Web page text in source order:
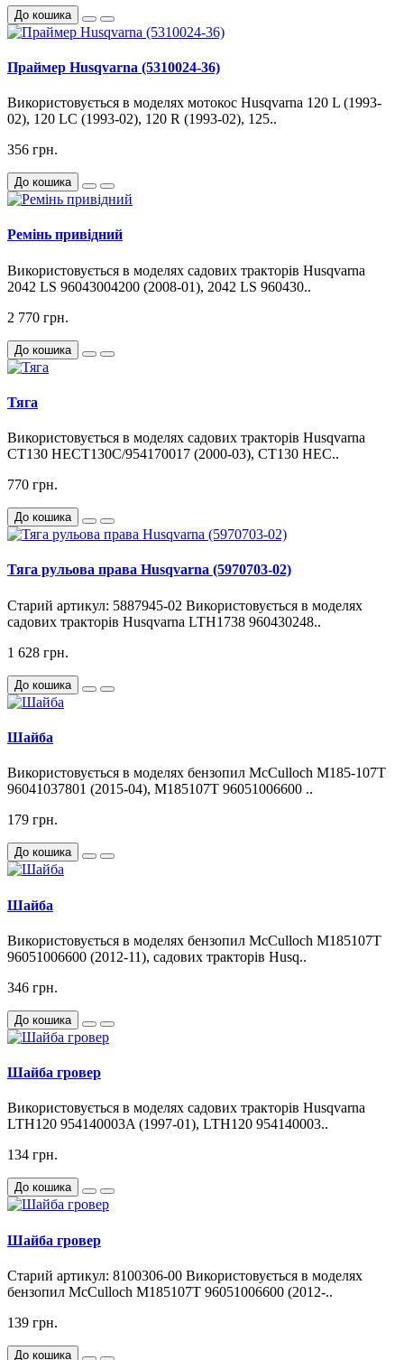
До кошика
Праймер Husqvarna (5310024-36)
Використовується в моделях мотокос Husqvarna 120 L (1993-
02), 120 LC (1993-02), 120 R (1993-02), 125..
356 грн.
До кошика
Ремінь привідний
Використовується в моделях садових тракторів Husqvarna
2042 LS 96043004200 (2008-01), 2042 LS 960430..
2 770 грн.
До кошика
Тяга
Використовується в моделях садових тракторів Husqvarna
CT130 HECT130C/954170017 (2000-03), CT130 HEC..
770 грн.
До кошика
Тяга рульова права Husqvarna (5970703-02)
Старий артикул: 5887945-02 Використовується в моделях
садових тракторів Husqvarna LTH1738 960430248..
1 628 грн.
До кошика
Шайба
Використовується в моделях бензопил McCulloch M185-107T
96041037801 (2015-04), M185107T 96051006600 ..
179 грн.
До кошика
Шайба
Використовується в моделях бензопил McCulloch M185107T
96051006600 (2012-11), садових тракторів Husq..
346 грн.
До кошика
Шайба гровер
Використовується в моделях садових тракторів Husqvarna
LTH120 954140003A (1997-01), LTH120 954140003..
134 грн.
До кошика
Шайба гровер
Старий артикул: 8100306-00 Використовується в моделях
бензопил McCulloch M185107T 96051006600 (2012-..
139 грн.
До кошика